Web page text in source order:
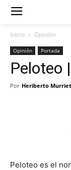
Inicio Opinión
Opinión Portada
Peloteo
Por Heriberto
Peloteo es el